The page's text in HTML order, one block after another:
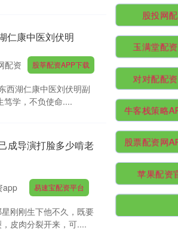
仁康中医刘伏明
配资 股莘配资APP下载
西湖仁康中医刘伏明副
笃学，不负使命....
成导演打脸多少啃老
app 易速宝配资平台
刚刚生下他不久，既要
皮肉分裂开来，可....
股投网
玉满堂配
对对配配
牛客栈策略
股票配资网
苹果配资